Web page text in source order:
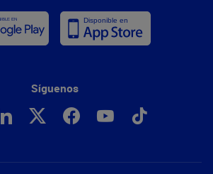
Síguenos